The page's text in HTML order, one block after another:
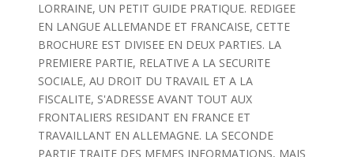
LORRAINE, UN PETIT GUIDE PRATIQUE. REDIGEE
EN LANGUE ALLEMANDE ET FRANCAISE, CETTE
BROCHURE EST DIVISEE EN DEUX PARTIES. LA
PREMIERE PARTIE, RELATIVE A LA SECURITE
SOCIALE, AU DROIT DU TRAVAIL ET A LA
FISCALITE, S'ADRESSE AVANT TOUT AUX
FRONTALIERS RESIDANT EN FRANCE ET
TRAVAILLANT EN ALLEMAGNE. LA SECONDE
PARTIE TRAITE DES MEMES INFORMATIONS, MAIS